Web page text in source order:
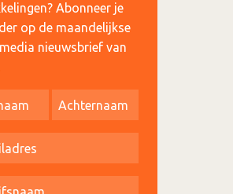
Abonneer je
op de maandelijkse
nieuwsbrief van